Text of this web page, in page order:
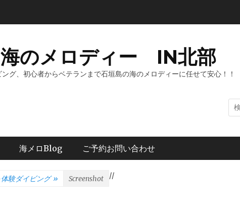
のメロディー IN北部
グ、初心者からベテランまで石垣島の海のメロディーに任せて安心！！
検
索:
海メロBlog ご予約お問い合わせ
//
験ダイビング » Screenshot